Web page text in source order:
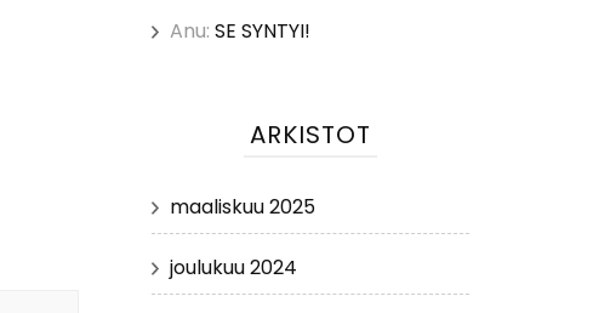
Anu: SE SYNTYI!
ARKISTOT
maaliskuu 2025
joulukuu 2024